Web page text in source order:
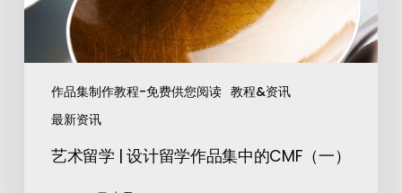
作品集制作教程-免费供您阅读 教程&资讯
最新资讯
艺术留学 | 设计留学作品集中的CMF（一）